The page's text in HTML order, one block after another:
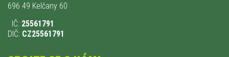
696 49 Kelčany 60
IČ: 25561791
DIČ: CZ25561791